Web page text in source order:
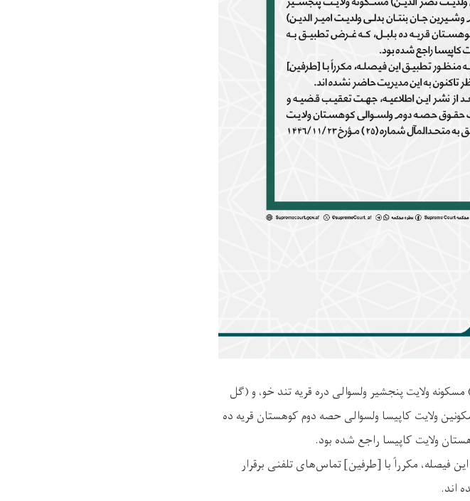
ولایت پنجشیر ولسوالی دره قریه تند خو، و (گل
ولایت کاپیسا ولسوالی حصه دوم کوهستان قریه ده
ولایت کاپیسا راجع شده بود.
فیصله، مکرراً با [طرفین] تماس‌‌های تلفنی برقرار
اند.